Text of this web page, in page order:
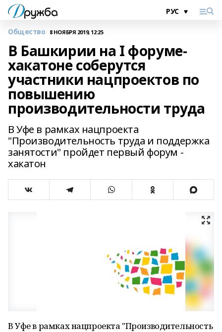
Общество 8 НОЯБРЯ 2019, 12:25
В Башкирии на I форуме-
хакатоне соберутся
участники нацпроектов по
повышению
производительности труда
В Уфе в рамках нацпроекта
"Производительность труда и поддержка
занятости" пройдет первый форум -
хакатон
В Уфе в рамках нацпроекта "Производительность